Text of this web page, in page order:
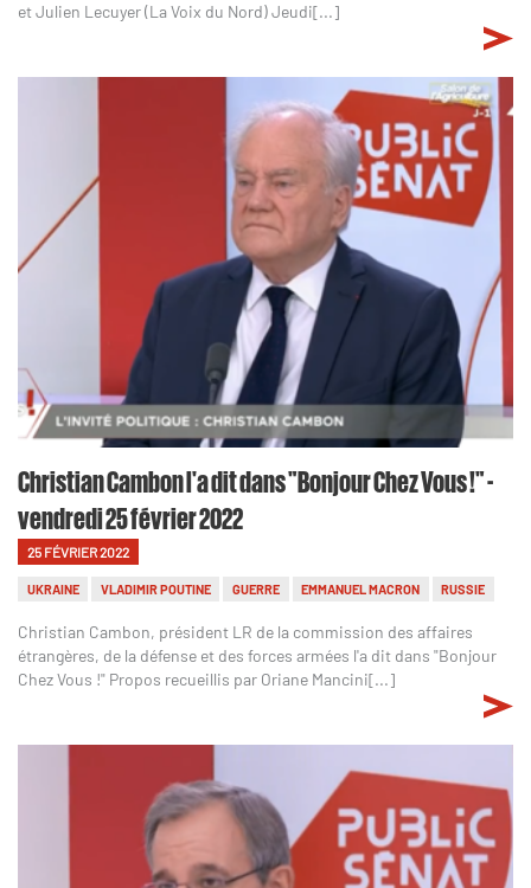
et Julien Lecuyer (La Voix du Nord) Jeudi[...]
Christian Cambon l'a dit dans "Bonjour Chez Vous !" -
vendredi 25 février 2022
25 FÉVRIER 2022
UKRAINE VLADIMIR POUTINE GUERRE EMMANUEL MACRON RUSSIE
Christian Cambon, président LR de la commission des affaires
étrangères, de la défense et des forces armées l'a dit dans "Bonjour
Chez Vous !" Propos recueillis par Oriane Mancini[...]